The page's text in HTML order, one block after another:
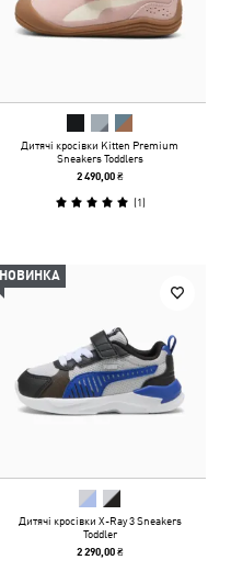
Дитячі кросівки Kitten Premium
Sneakers Toddlers
2 490,00 ₴
(1)
НОВИНКА
Дитячі кросівки X-Ray 3 Sneakers
Toddler
2 290,00 ₴